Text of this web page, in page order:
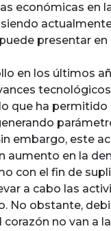
económicas en
presentar
en los últimos
que ha
embargo, este
aumento en la
con el fin de
a cabo las
No obstante,
no van a